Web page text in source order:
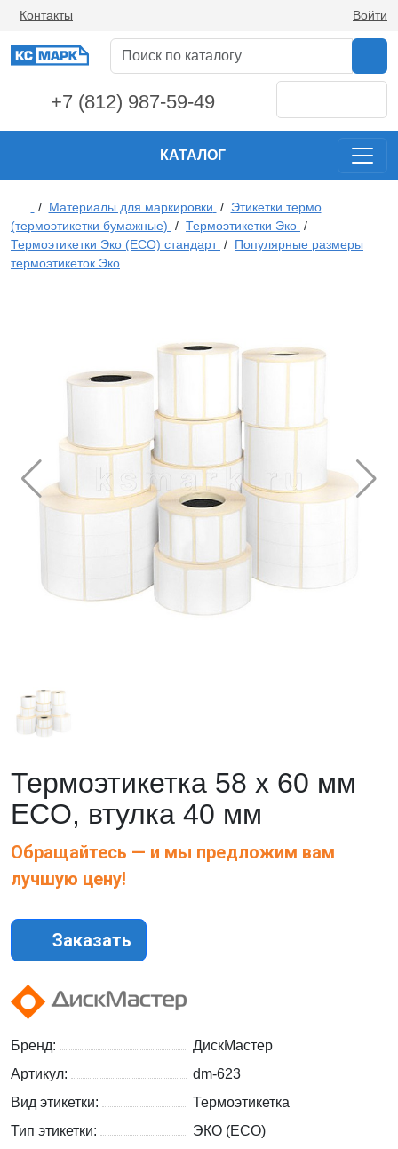
Контакты Войти
+7 (812) 987-59-49
КАТАЛОГ
/ Материалы для маркировки / Этикетки термо
(термоэтикетки бумажные) / Термоэтикетки Эко /
Термоэтикетки Эко (ECO) стандарт / Популярные размеры
термоэтикеток Эко
Термоэтикетка 58 х 60 мм
ECO, втулка 40 мм
Обращайтесь — и мы предложим вам
лучшую цену!
Заказать
Бренд:
ДискМастер
Артикул:
dm-623
Вид этикетки:
Термоэтикетка
Тип этикетки:
ЭКО (ECO)